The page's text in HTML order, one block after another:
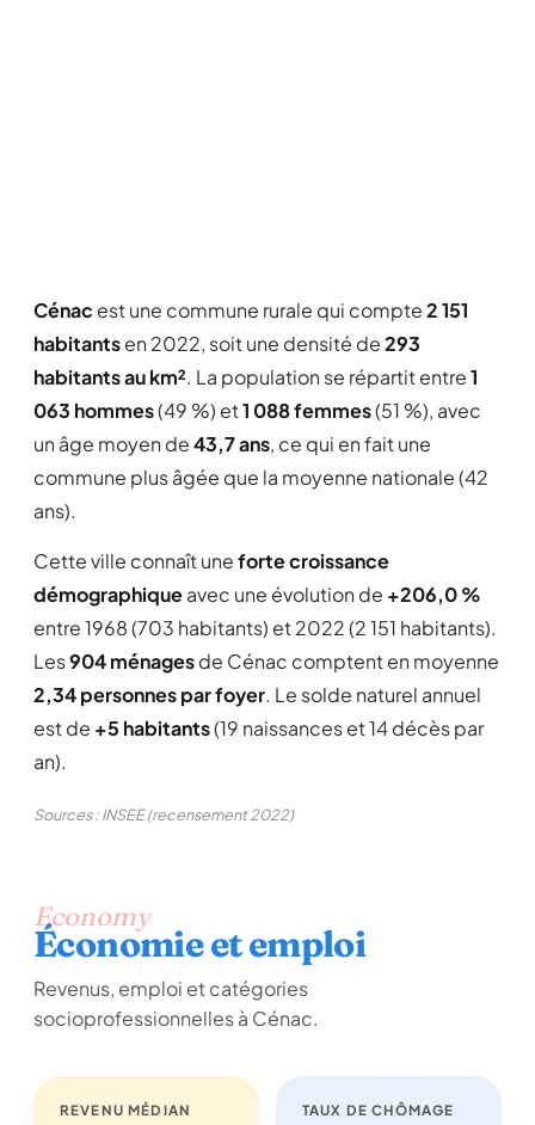
Cénac est une commune rurale qui compte2 151
habitantsen 2022, soit une densité de293
habitants au km². La population se répartit entre1
063 hommes(49 %) et1 088 femmes(51 %), avec
un âge moyen de43,7 ans, ce qui en fait une
commune plus âgée que la moyenne nationale (42
ans).
Cette ville connaît uneforte croissance
démographiqueavec une évolution de +206,0 %
entre 1968 (703 habitants) et 2022 (2 151 habitants).
Les904 ménagesde Cénac comptent en moyenne
2,34 personnes par foyer. Le solde naturel annuel
est de +5 habitants(19 naissances et 14 décès par
an).
Sources : INSEE (recensement 2022)
Economy
Économie et emploi
Revenus, emploi et catégories
socioprofessionnelles à Cénac.
REVENU MÉDIAN TAUX DE CHÔMAGE